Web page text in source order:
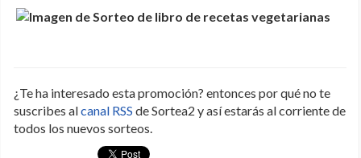
¿Te ha interesado esta promoción? entonces por qué no te
suscribes alcanal RSS de Sortea2 y así estarás al corriente de
todos los nuevos sorteos.